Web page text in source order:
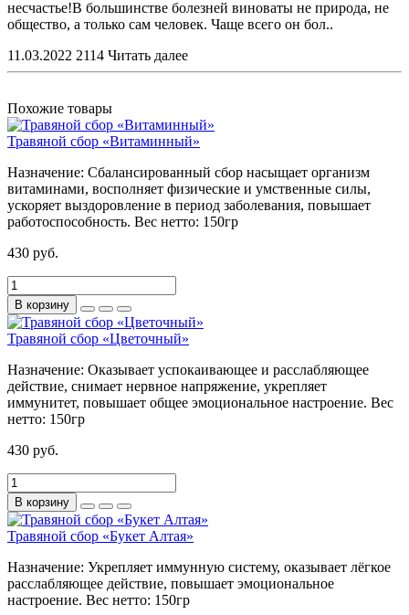
несчастье!В большинстве болезней виноваты не природа, не
общество, а только сам человек. Чаще всего он бол..
11.03.2022 2114 Читать далее
Похожие товары
Травяной сбор «Витаминный»
Назначение: Сбалансированный сбор насыщает организм
витаминами, восполняет физические и умственные силы,
ускоряет выздоровление в период заболевания, повышает
работоспособность. Вес нетто: 150гр
430 руб.
В корзину
Травяной сбор «Цветочный»
Назначение: Оказывает успокаивающее и расслабляющее
действие, снимает нервное напряжение, укрепляет
иммунитет, повышает общее эмоциональное настроение. Вес
нетто: 150гр
430 руб.
В корзину
Травяной сбор «Букет Алтая»
Назначение: Укрепляет иммунную систему, оказывает лёгкое
расслабляющее действие, повышает эмоциональное
настроение. Вес нетто: 150гр